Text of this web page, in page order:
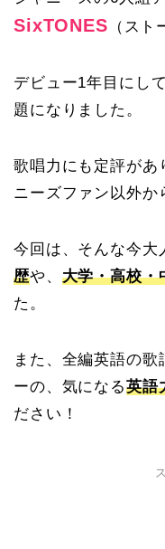
SixTONES （スト
デビュー1年目にし
題になりました。
歌唱力にも定評があ
ニーズファン以外か
今回は、そんな今大
歴や、 大学・高校・
た。
また、全編英語の
ーの、気になる英語
ださい！